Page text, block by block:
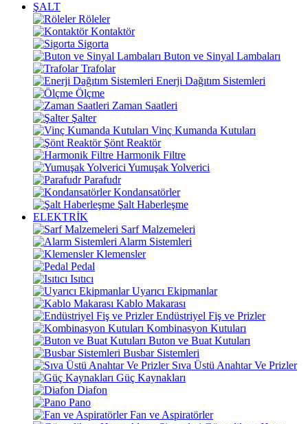
ŞALT
Röleler
Kontaktör
Sigorta
Buton ve Sinyal Lambaları
Trafolar
Enerji Dağıtım Sistemleri
Ölçme
Zaman Saatleri
Şalter
Vinç Kumanda Kutuları
Şönt Reaktör
Harmonik Filtre
Yumuşak Yolverici
Parafudr
Kondansatörler
Şalt Haberleşme
ELEKTRİK
Sarf Malzemeleri
Alarm Sistemleri
Klemensler
Pedal
Isıtıcı
Uyarıcı Ekipmanlar
Kablo Makarası
Endüstriyel Fiş ve Prizler
Kombinasyon Kutuları
Buton ve Buat Kutuları
Busbar Sistemleri
Sıva Üstü Anahtar Ve Prizler
Güç Kaynakları
Diafon
Pano
Fan ve Aspiratörler